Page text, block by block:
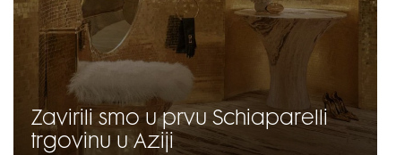
Zavirili smo u prvu Schiaparelli
trgovinu u Aziji